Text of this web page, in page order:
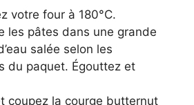
votre four à 180°C.
les pâtes dans une grande
salée selon les
du paquet. Égouttez et
coupez la courge butternut